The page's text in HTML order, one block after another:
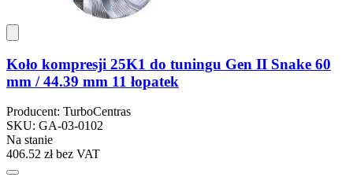
Koło kompresji 25K1 do tuningu Gen II Snake 60
mm / 44.39 mm 11 łopatek
Producent: TurboCentras
SKU: GA-03-0102
Na stanie
406.52 złbez VAT